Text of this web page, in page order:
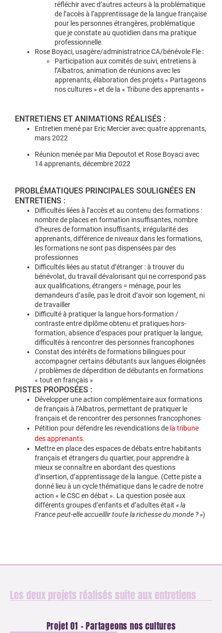
réfléchir avec d’autres acteurs à la problématique
de l’accès à l’apprentissage de la langue française
pour les personnes étrangères, problématique
que je constate au quotidien dans ma pratique
professionnelle.
Rose Boyaci, usagère/administratrice CA/bénévole Fle :
Participation aux comités de suivi, entretiens à
l’Albatros, animation de réunions avec les
apprenants, élaboration des projets « Partageons
nos cultures » et de la « Tribune des apprenants »
ENTRETIENS ET ANIMATIONS RÉALISÉS :
Entretien mené par Eric Mercier avec quatre apprenants,
mars 2022
Réunion menée par Mia Depoutot et Rose Boyaci avec
14 apprenants, décembre 2022
PROBLÉMATIQUES PRINCIPALES SOULIGNÉES EN
ENTRETIENS :
Difficultés liées à l’accès et au contenu des formations :
nombre de places en formation insuffisantes, nombre
d’heures de formation insuffisants, irrégularité des
apprenants, différence de niveaux dans les formations,
les formations ne sont pas dispensées par des
professionnes
Difficultés liées au statut d’étranger : à trouver du
bénévolat, du travail dévalorisant qui ne correspond pas
aux qualifications, étrangers = ménage, pour les
demandeurs d’asile, pas le droit d’avoir son logement, ni
de travailler
Difficulté à pratiquer la langue hors-formation /
contraste entre diplôme obtenu et pratiques hors-
formation, absence d’espaces pour pratiquer la langue,
difficultés à rencontrer des personnes francophones
Constat des intérêts de formations bilingues pour
accompagner certains débutants aux langues éloignées
/ problèmes de déperdition de débutants en formations
« tout en français »
PISTES PROPOSÉES :
Développer une action complémentaire aux formations
de français à l’Albatros, permettant de pratiquer le
français et de rencontrer des personnes francophones
Pétition pour défendre les revendications de la tribune
des apprenants.
Mettre en place des espaces de débats entre habitants
français et étrangers du quartier, pour apprendre à
mieux se connaître en abordant des questions
d’insertion, d’apprentissage de la langue. (Cette piste a
donné lieu à un cycle thématique dans le cadre de notre
action « le CSC en débat ». La question posée aux
différents groupes d’enfants et d’adultes était « la
France peut-elle accueillir toute la richesse du monde ? »)
Les deux projets réalisés suite aux entretiens
Projet 01 - Partageons nos cultures